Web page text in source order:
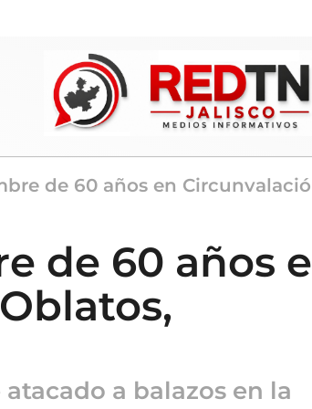
de 60 años en
de 60 años
a balazos en la